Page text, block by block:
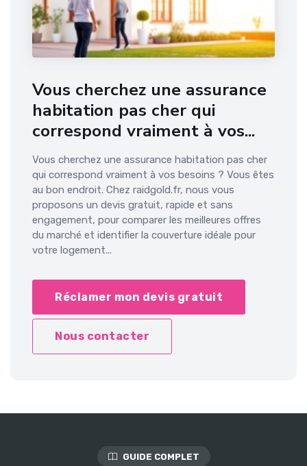
Vous cherchez une assurance
habitation pas cher qui
correspond vraiment à vos...
Vous cherchez une assurance habitation pas cher
qui correspond vraiment à vos besoins ? Vous êtes
au bon endroit. Chez raidgold.fr, nous vous
proposons un devis gratuit, rapide et sans
engagement, pour comparer les meilleures offres
du marché et identifier la couverture idéale pour
votre logement...
Réclamer mon devis gratuit
Nous contacter
GUIDE COMPLET